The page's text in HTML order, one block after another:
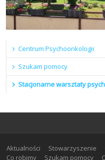
Centrum Psychoonkologii
Szukam pomocy
Stacjonarne warsztaty
Aktualności Stowarzyszenie
Co robimy
Szukam pomocy